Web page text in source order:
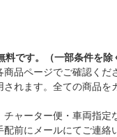
料です。（一部条件を除
品ページでご確認くだ
れます。全ての商品を
ャーター便・車両指定
前にメールにてご連絡